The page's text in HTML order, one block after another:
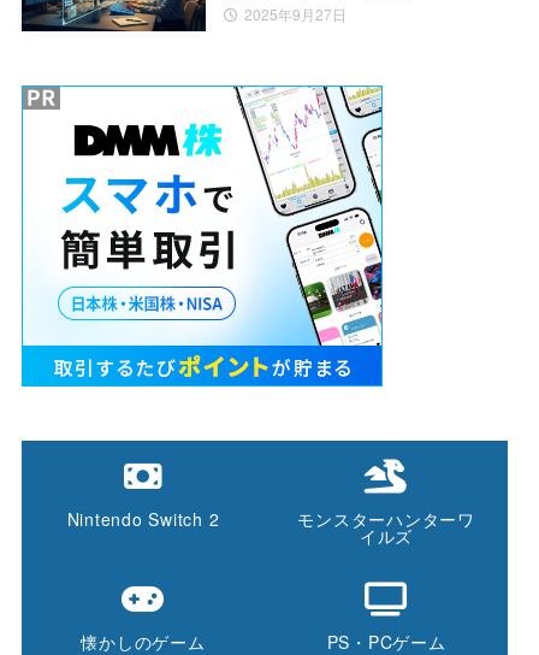
2025年9月27日
Nintendo Switch 2 モンスターハンターワ
イルズ
懐かしのゲーム PS・PCゲーム